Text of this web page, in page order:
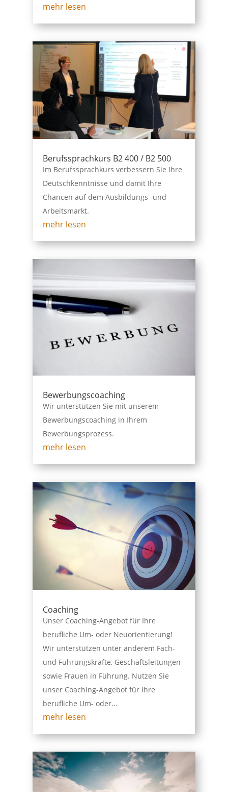
mehr lesen
Berufssprachkurs B2 400 / B2 500
Im Berufssprachkurs verbessern Sie Ihre
Deutschkenntnisse und damit Ihre
Chancen auf dem Ausbildungs- und
Arbeitsmarkt.
mehr lesen
Bewerbungscoaching
Wir unterstützen Sie mit unserem
Bewerbungscoaching in Ihrem
Bewerbungsprozess.
mehr lesen
Coaching
Unser Coaching-Angebot für Ihre
berufliche Um- oder Neuorientierung!
Wir unterstützen unter anderem Fach-
und Führungskräfte, Geschäftsleitungen
sowie Frauen in Führung. Nutzen Sie
unser Coaching-Angebot für Ihre
berufliche Um- oder...
mehr lesen